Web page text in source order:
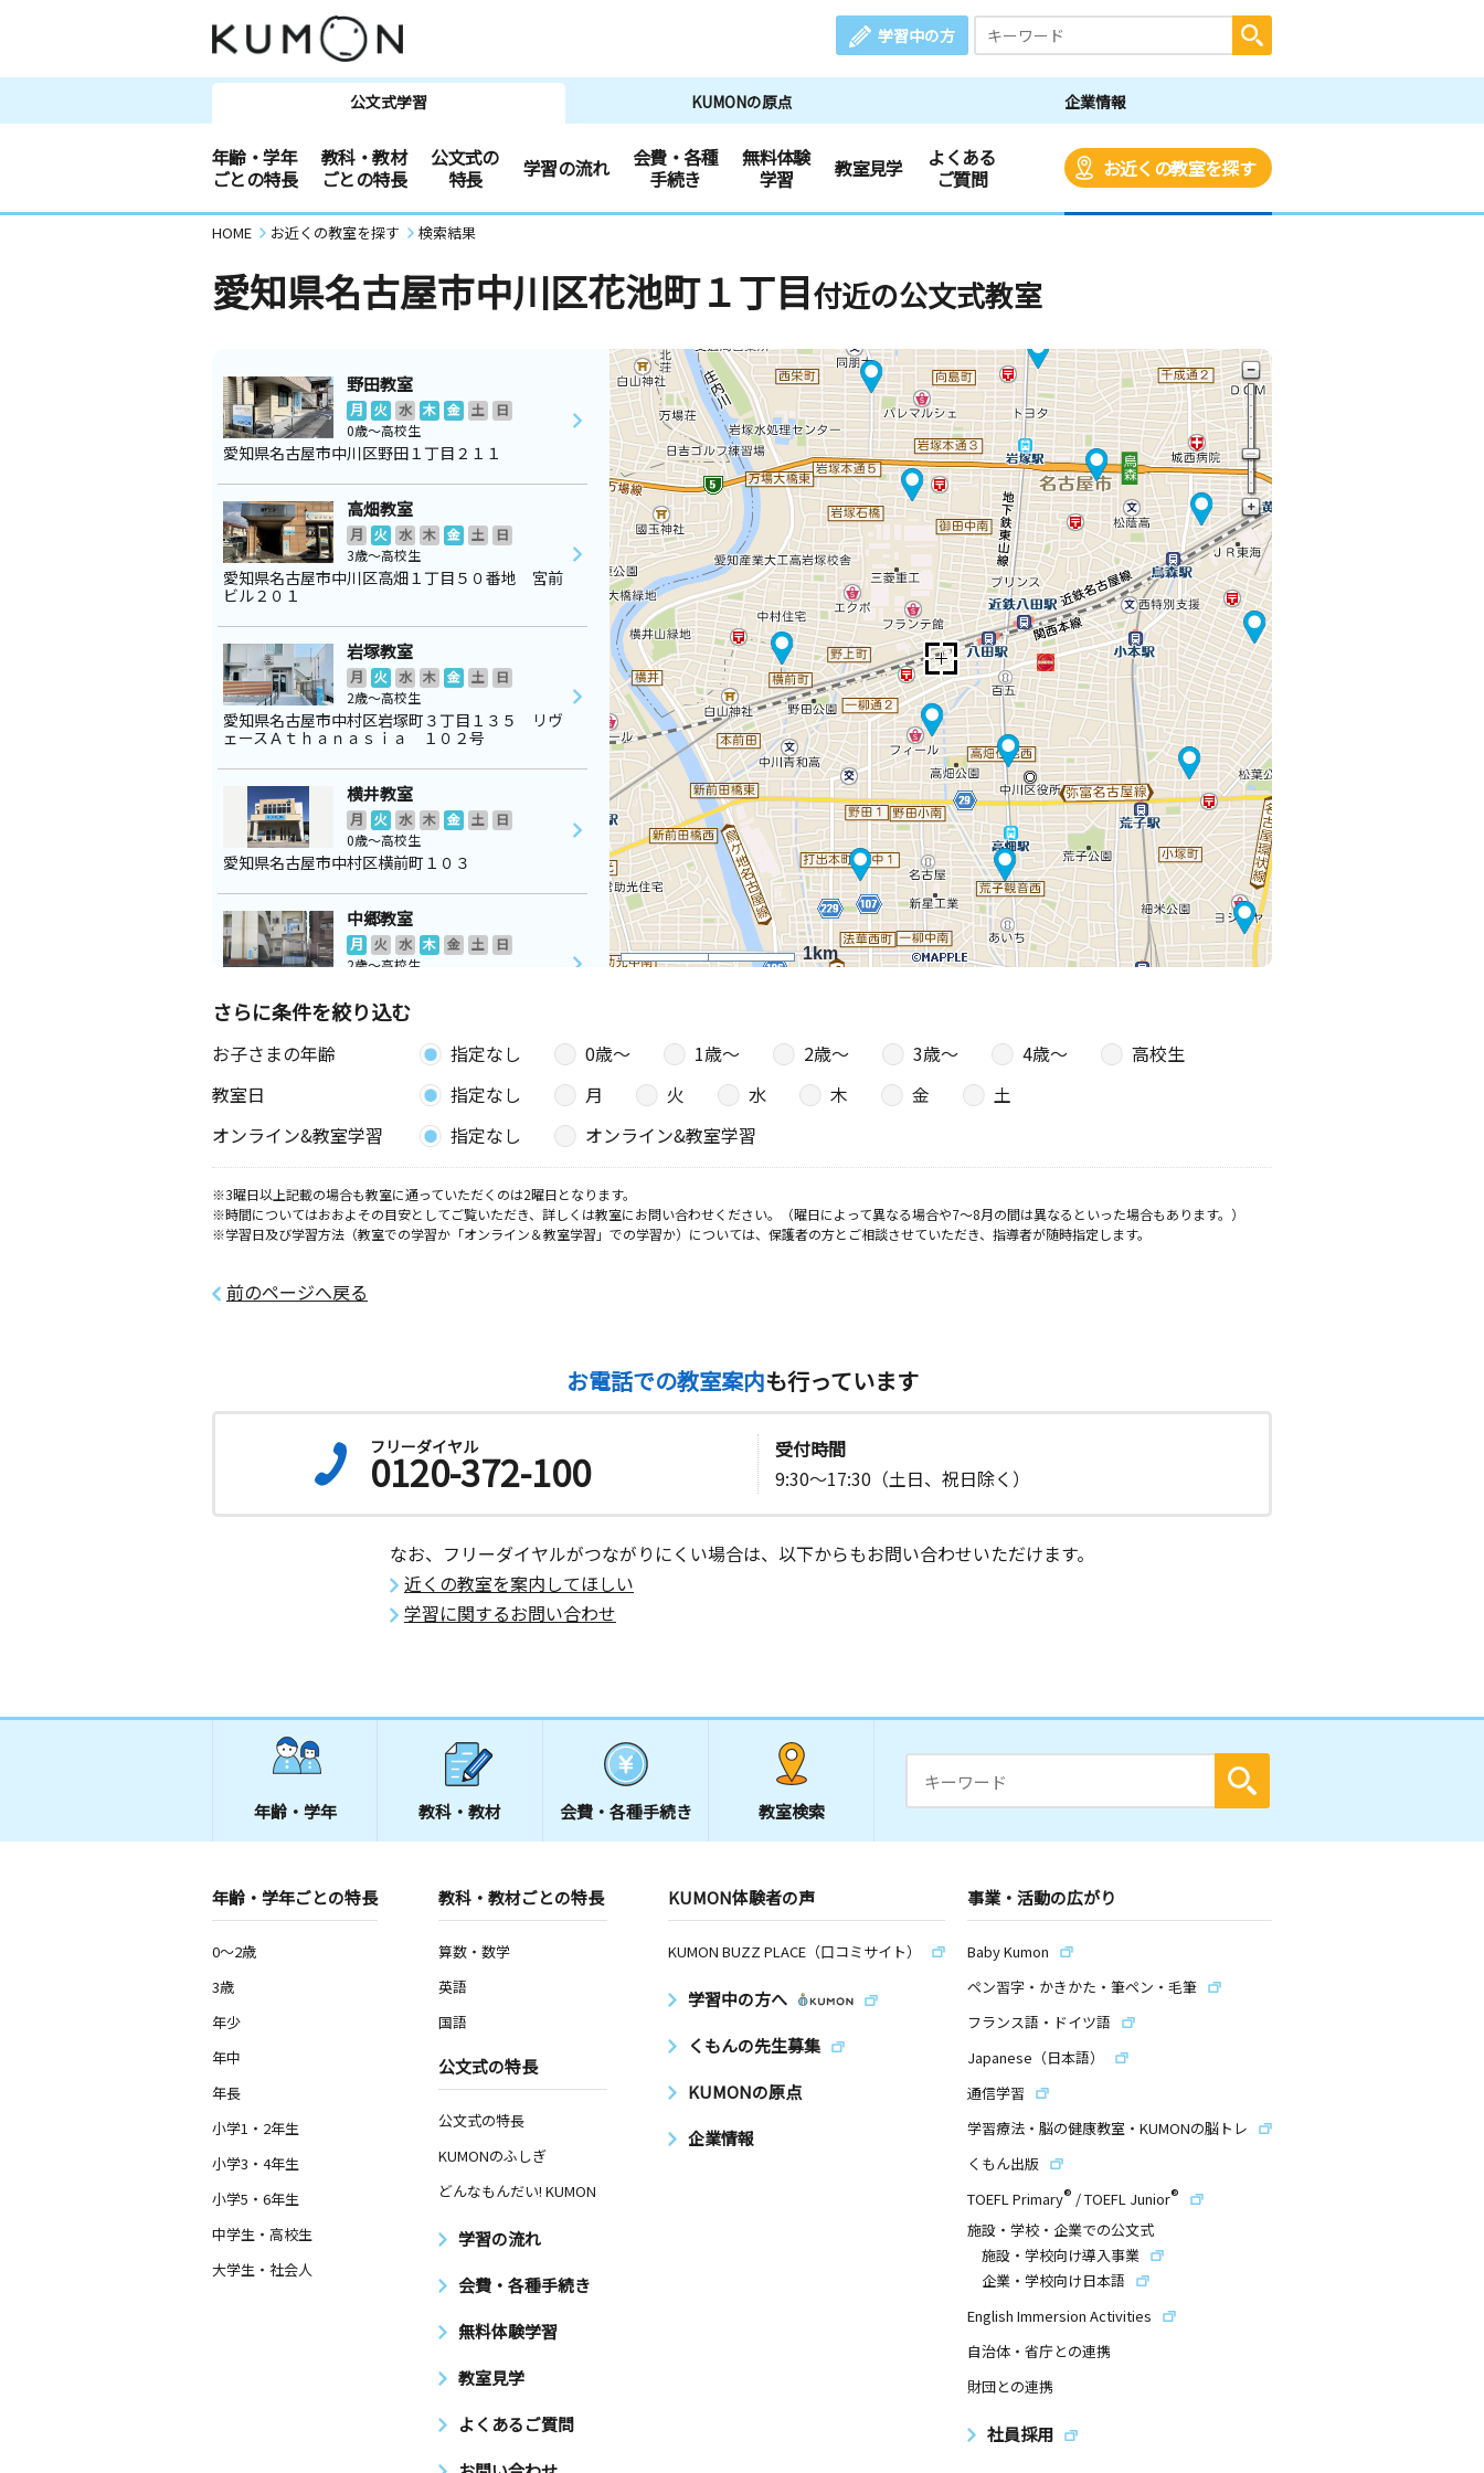
学習中の方
公文式学習 KUMONの原点 企業情報
年齢・学年
ごとの特長
教科・教材
ごとの特長
公文式の
特長
学習の流れ
会費・各種
手続き
無料体験
学習
教室見学
よくある
ご質問
お近くの教室を探す
HOME お近くの教室を探す 検索結果
愛知県名古屋市中川区花池町１丁目付近の公文式教室
1km
野田教室
月 火 水 木 金 土
日
0歳～高校生
愛知県名古屋市中川区野田１丁目２１１
高畑教室
月 火 水 木 金 土
日
3歳～高校生
愛知県名古屋市中川区高畑１丁目５０番地 宮前
ビル２０１
岩塚教室
月 火 水 木 金 土
日
2歳～高校生
愛知県名古屋市中村区岩塚町３丁目１３５ リヴ
ェースＡｔｈａｎａｓｉａ １０２号
横井教室
月 火 水 木 金 土
日
0歳～高校生
愛知県名古屋市中村区横前町１０３
中郷教室
月 火 水 木 金 土
日
2歳～高校生
ションⅠ ２Ｄ号室
うちなか教室
木 金 土
日
愛知県名古屋市中川区打中２丁目１５サンハイツ
佐野１０１
柳教室
月 火 水 木 金 土
日
ンビレッジ中村
愛知県名古屋市中村区稲葉地町８丁目９２
千成教室
2歳～高校生
小本教室
金 土
3歳～高校生
愛知県名古屋市中村区角割町４丁目４０ー２
月 火 金 土
日
3歳～高校生
愛知県名古屋市中川区長良町５丁目１６
金
愛知県名古屋市中川区大畑町１丁目２番地 大畑
マンション１Ｆ
さらに条件を絞り込む
お子さまの年齢 指定なし 0歳〜 1歳〜 2歳〜 3歳〜 4歳〜
高校生
教室日
指定なし 月 火 水 木 金
土
オンライン&教室学習
指定なし オンライン&教室学習
※3曜日以上記載の場合も教室に通っていただくのは2曜日となります。
※時間についてはおおよその目安としてご覧いただき、詳しくは教室にお問い合わせください。（曜日によって異なる場合や7～8月の間は異なるといった場合もあります。）
※学習日及び学習方法（教室での学習か「オンライン＆教室学習」での学習か）については、保護者の方とご相談させていただき、指導者が随時指定します。
前のページへ戻る
お電話での教室案内も行っています
フリーダイヤル
0120-372-100
受付時間
9:30～17:30（土日、祝日除く）
なお、フリーダイヤルがつながりにくい場合は、以下からもお問い合わせいただけます。
近くの教室を案内してほしい
学習に関するお問い合わせ
年齢・学年 教科・教材 会費・ 各種手続き 教室検索
年齢・学年ごとの特長
0～2歳
3歳
年少
年中
年長
小学1・2年生
小学3・4年生
小学5・6年生
中学生・高校生
大学生・社会人
教科・教材ごとの特長
算数・数学
英語
国語
公文式の特長
公文式の特長
KUMONのふしぎ
どんなもんだい! KUMON
学習の流れ
会費・各種手続き
無料体験学習
教室見学
よくあるご質問
KUMON体験者の声
KUMON BUZZ PLACE（口コミサイト）
学習中の方へ
くもんの先生募集
KUMONの原点
企業情報
事業・活動の広がり
Baby Kumon
ペン習字・かきかた・筆ペン・毛筆
フランス語・ドイツ語
Japanese（日本語）
通信学習
学習療法・脳の健康教室・KUMONの脳トレ
くもん出版
TOEFL Primary® /TOEFL Junior®
施設・学校・企業での公文式
施設・学校向け導入事業
企業・学校向け日本語
English Immersion Activities
自治体・省庁との連携
財団との連携
社員採用